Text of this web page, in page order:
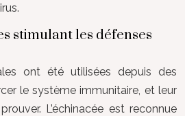
stimulant les défenses
ont été utilisées depuis des
le système immunitaire, et leur
L’échinacée est reconnue